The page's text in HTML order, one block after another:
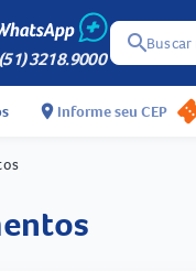
(51) 3218.9000
searchBuscar
location_on Informe seu CEP